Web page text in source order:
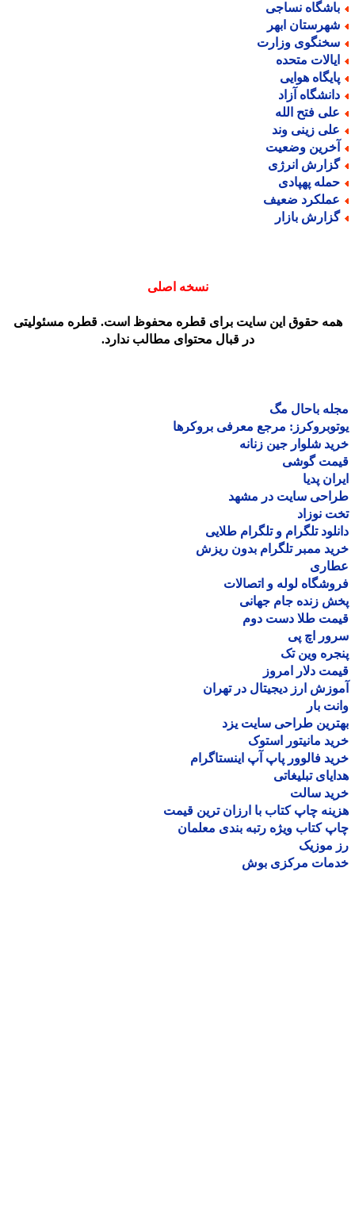
نساجی
ابهر
وزارت
متحده
هوایی
آزاد
فتح الله
زینی وند
وضعیت
انرژی
پهپادی
ضعیف
بازار
نسخه اصلی
حقوق این سایت برای قطره محفوظ است. قطره مسئولیتی
در قبال محتوای مطالب ندارد.
باحال مگ
مرجع معرفی بروکرها
شلوار جین زنانه
گوشی
پدیا
سایت در مشهد
نوزاد
تلگرام و تلگرام طلایی
ممبر تلگرام بدون ریزش
لوله و اتصالات
زنده جام جهانی
طلا دست دوم
اچ پی
وین تک
دلار امروز
ارز دیجیتال در تهران
بار
طراحی سایت یزد
مانیتور استوک
فالوور پاپ آپ اینستاگرام
تبلیغاتی
سالت
چاپ کتاب با ارزان ترین قیمت
کتاب ویژه رتبه بندی معلمان
موزیک
مرکزی بوش